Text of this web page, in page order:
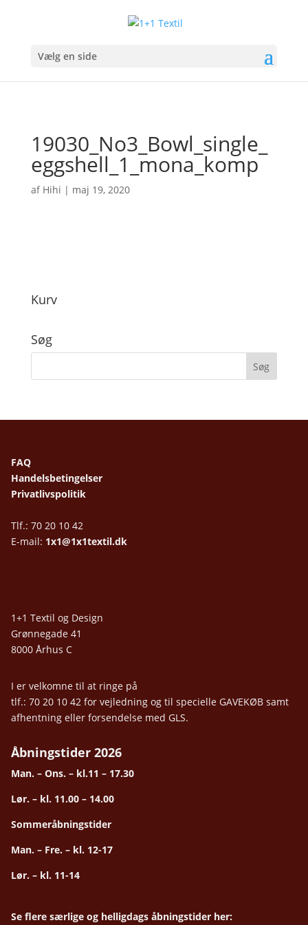
Vælg en side
19030_No3_Bowl_single_
eggshell_1_mona_komp
af Hihi | maj 19, 2020
Kurv
Søg
FAQ
Handelsbetingelser
Privatlivspolitik
Tlf.: 70 20 10 42
E-mail: 1x1@1x1textil.dk
1+1 Textil og Design
Grønnegade 41
8000 Århus C
I er velkomne til at ringe på
tlf.: 70 20 10 42 for vejledning og til specielle GAVEKØB samt
afhentning eller forsendelse med GLS.
Åbningstider 2026
Man. – Ons. – kl.11 – 17.30
Lør. – kl. 11.00 – 14.00
Sommeråbningstider
Man. – Fre. – kl. 12-17
Lør. – kl. 11-14
Se flere særlige og helligdags åbningstider her: